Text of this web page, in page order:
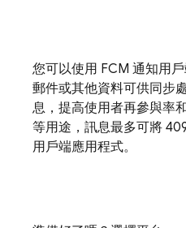
您可以使用 FCM 通知用
郵件或其他資料可供同步
息，提高使用者再參與率
等用途，訊息最多可將
用戶端應用程式。